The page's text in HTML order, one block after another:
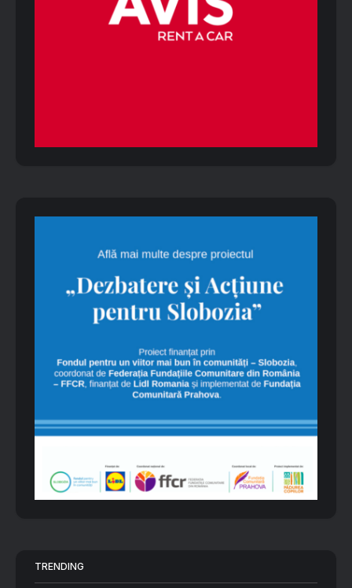
TRENDING